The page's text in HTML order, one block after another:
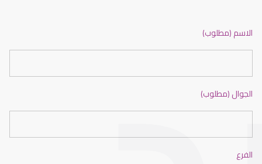
ضعف نظر الاطفال
الاسم (مطلوب)
الجوال (مطلوب)
الفرع